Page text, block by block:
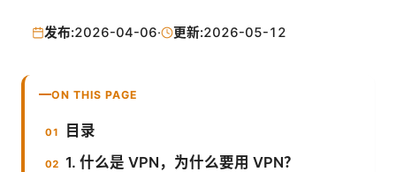
发布:2026-04-06· 更新:2026-05-12
ON THIS PAGE
目录
1. 什么是 VPN，为什么要用 VPN？